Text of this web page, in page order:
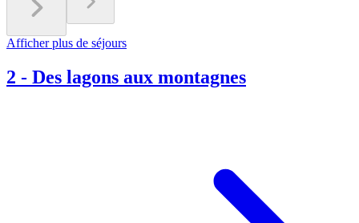
Afficher plus de séjours
2 - Des lagons aux montagnes